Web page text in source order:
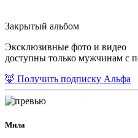
Закрытый альбом
Эксклюзивные фото и видео
доступны только мужчинам с
🦊 Получить подписку Альфа
Мила